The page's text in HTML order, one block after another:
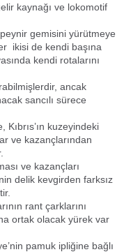
kaynağı ve lokomotif
gemisini yürütmeye
ikisi de kendi başına
kendi rotalarını
ancak
sancılı sürece
kuzeyindeki
ve kazançlarından
ve kazançları
delik kevgirden farksız
rant çarklarını
ortak olacak yürek var
pamuk ipliğine bağlı